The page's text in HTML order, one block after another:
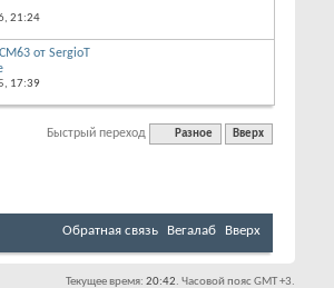
21:24
от SergioT
17:39
Быстрый переход Разное Вверх
Обратная связь Вегалаб Вверх
Текущее время: 20:42. Часовой пояс GMT +3.